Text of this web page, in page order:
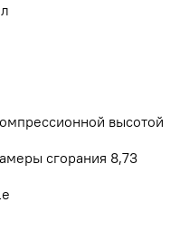
высотой
сгорания 8,73